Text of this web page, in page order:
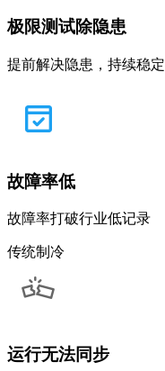
极限测试除隐患
提前解决隐患，持续稳定
故障率低
故障率打破行业低记录
传统制冷
运行无法同步